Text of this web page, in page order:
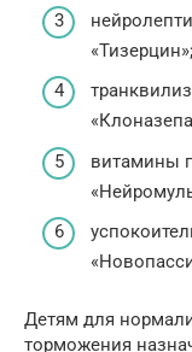
«Тизерцин»;
витамины
Детям для
торможения